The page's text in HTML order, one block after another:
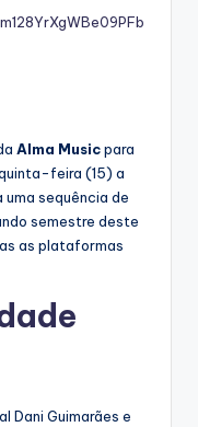
Alma Musicpara
feira (15) a
uma sequência de
semestre deste
as plataformas
Dani Guimarães e